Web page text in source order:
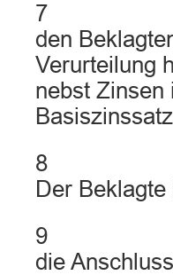
7
den
Verurteilung
nebst Zinsen
8
Der Beklagte
9
die